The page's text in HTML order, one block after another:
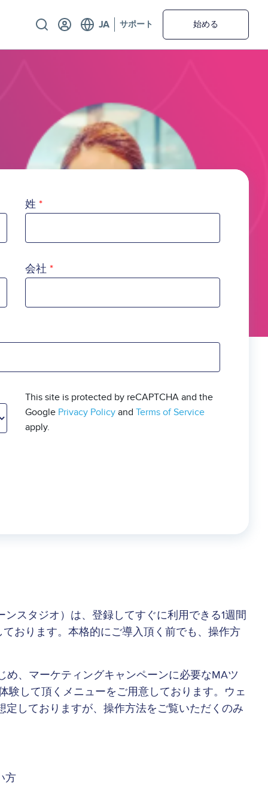
Utility サポート 始める
姓
会社
This site is protected by reCAPTCHA and the
Google Privacy Policy andTerms of Service
apply.
スタジオ）は、登録してすぐに利用できる1週間
おります。本格的にご導入頂く前でも、操作方
、マーケティングキャンペーンに必要なMAツ
験して頂くメニューをご用意しております。ウェ
しておりますが、操作方法をご覧いただくのみ
方